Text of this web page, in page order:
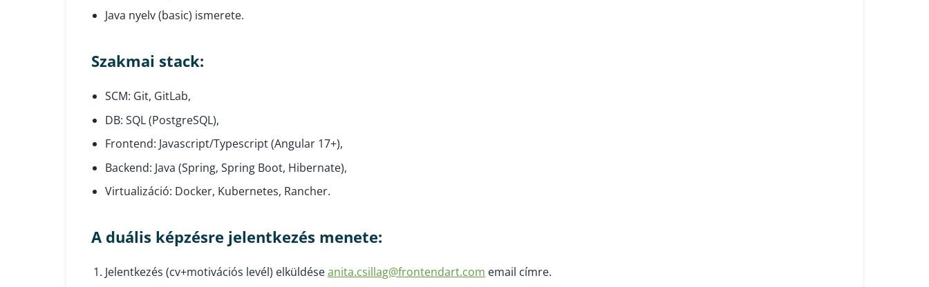
Java nyelv (basic) ismerete.
Szakmai stack:
SCM: Git, GitLab,
DB: SQL (PostgreSQL),
Frontend: Javascript/Typescript (Angular 17+),
Backend: Java (Spring, Spring Boot, Hibernate),
Virtualizáció: Docker, Kubernetes, Rancher.
A duális képzésre jelentkezés menete:
Jelentkezés (cv+motivációs levél) elküldéseanita.csillag@frontendart.com email címre.